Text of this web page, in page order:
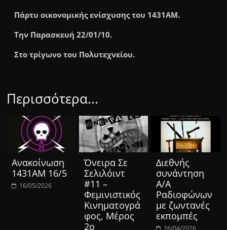
Πάρτυ οικονομικής ενίσχυσης του 1431AM.
Την Παρασκευή 22/01/10.
Στο τρίγωνο του Πολυτεχνείου.
Περισσότερα...
Ανακοίνωση
1431ΑΜ 16/5
16/05/2026
Όνειρα Σε
Σελιλόιντ
#11 –
Φεμινιστικός
Κινηματογρά
φος, Μέρος
2ο
Διεθνής
συνάντηση
Α/Α
Ραδιοφώνων
με ζωντανές
εκπομπές
26/04/2026